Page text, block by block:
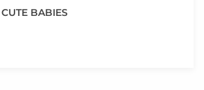
CUTE BABIES